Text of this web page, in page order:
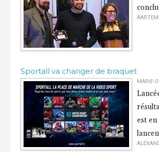
Sportall va changer de braquet
MARIE-
est